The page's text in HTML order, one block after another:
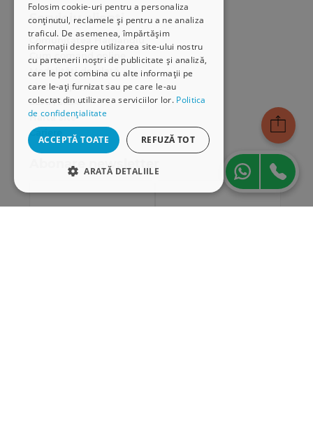
Folosim cookie-uri pentru a personaliza
conținutul, reclamele și pentru a ne analiza
traficul. De asemenea, împărtășim
informații despre utilizarea site-ului nostru
cu partenerii noștri de publicitate și analiză,
care le pot combina cu alte informații pe
care le-ați furnizat sau pe care le-au
colectat din utilizarea serviciilor lor. Politica
de confidențialitate
ACCEPTĂ TOATE REFUZĂ TOT
ARATĂ DETALIILE
Serviciu clienți
Comunitatea Hamangiu
Cum comand online
Modalități de plată
Livrarea produselor
SEAP/SICAP
Hartă site
Cariere
Abonare newsletter